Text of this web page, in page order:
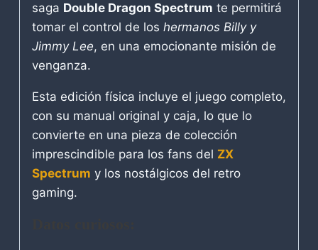
saga Double Dragon Spectrum te permitirá
tomar el control de los hermanos Billy y
Jimmy Lee, en una emocionante misión de
venganza.
Esta edición física incluye el juego completo,
con su manual original y caja, lo que lo
convierte en una pieza de colección
imprescindible para los fans del ZX
Spectrum y los nostálgicos del retro
gaming.